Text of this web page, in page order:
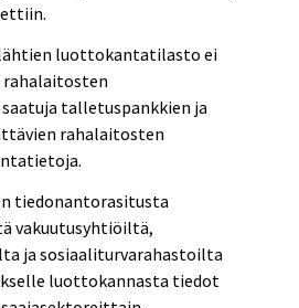
luottokantatilasto ei
rahalaitosten
talletuspankkien ja
rahalaitosten
tiedonantorasitusta
vakuutusyhtiöiltä,
ja sosiaaliturvarahastoilta
luottokannasta tiedot